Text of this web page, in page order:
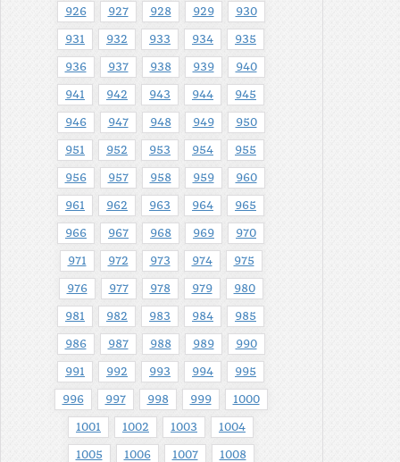
926 927 928 929 930
931 932 933 934 935
936 937 938 939 940
941 942 943 944 945
946 947 948 949 950
951 952 953 954 955
956 957 958 959 960
961 962 963 964 965
966 967 968 969 970
971 972 973 974 975
976 977 978 979 980
981 982 983 984 985
986 987 988 989 990
991 992 993 994 995
996 997 998 999 1000
1001 1002 1003 1004
1005 1006 1007 1008